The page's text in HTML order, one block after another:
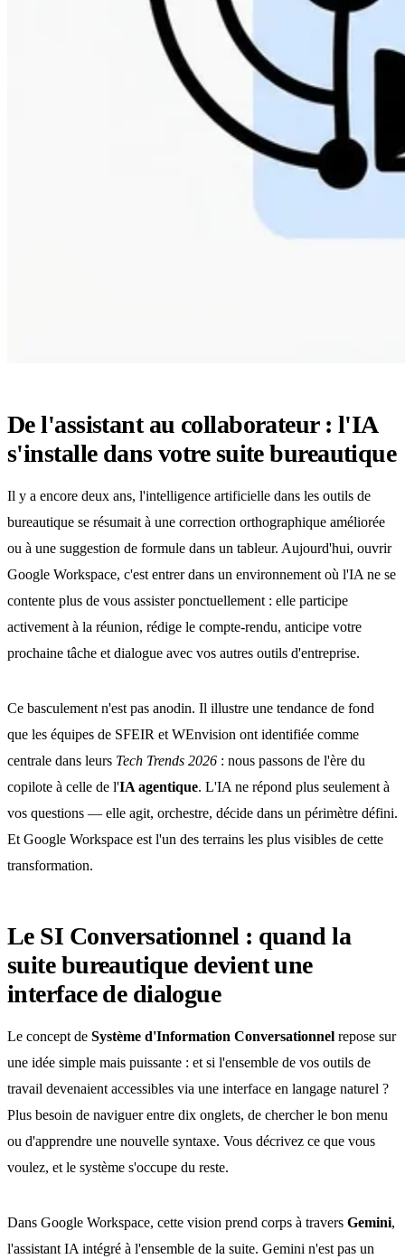
De l'assistant au collaborateur : l'IA
s'installe dans votre suite bureautique
Il y a encore deux ans, l'intelligence artificielle dans les outils de
bureautique se résumait à une correction orthographique améliorée
ou à une suggestion de formule dans un tableur. Aujourd'hui, ouvrir
Google Workspace, c'est entrer dans un environnement où l'IA ne se
contente plus de vous assister ponctuellement : elle participe
activement à la réunion, rédige le compte-rendu, anticipe votre
prochaine tâche et dialogue avec vos autres outils d'entreprise.
Ce basculement n'est pas anodin. Il illustre une tendance de fond
que les équipes de SFEIR et WEnvision ont identifiée comme
centrale dans leurs Tech Trends 2026 : nous passons de l'ère du
copilote à celle de l'IA agentique. L'IA ne répond plus seulement à
vos questions — elle agit, orchestre, décide dans un périmètre défini.
Et Google Workspace est l'un des terrains les plus visibles de cette
transformation.
Le SI Conversationnel : quand la
suite bureautique devient une
interface de dialogue
Le concept de Système d'Information Conversationnel repose sur
une idée simple mais puissante : et si l'ensemble de vos outils de
travail devenaient accessibles via une interface en langage naturel ?
Plus besoin de naviguer entre dix onglets, de chercher le bon menu
ou d'apprendre une nouvelle syntaxe. Vous décrivez ce que vous
voulez, et le système s'occupe du reste.
Dans Google Workspace, cette vision prend corps à travers Gemini,
l'assistant IA intégré à l'ensemble de la suite. Gemini n'est pas un